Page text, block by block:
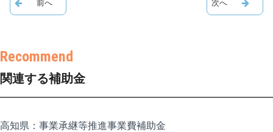
関連する補助金
高知県：事業承継等推進事業費補助金